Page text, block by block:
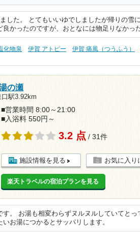
した。 とてもいいゆでしましたが帰りの雪
良かったのですが、おとなには物足りなかっ
化物泉 伊賀 アトピー 伊賀 痛風（つうふう）
の瀬
駅3.92km
■営業時間 8:00～21:00
■入浴料 550円～
3.2 点 / 31件
施設情報を見る お気に入り
楽天トラベルの宿泊プランを見る
す。 お湯も相変わらずヌルヌルしていてと
お湯につかるとサッパリします。